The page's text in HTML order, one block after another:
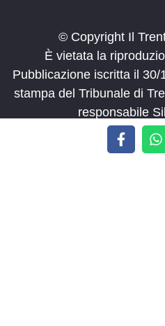
© Copyright Il
È vietata la
Pubblicazione iscritta il
stampa del Tribunale di
responsabile